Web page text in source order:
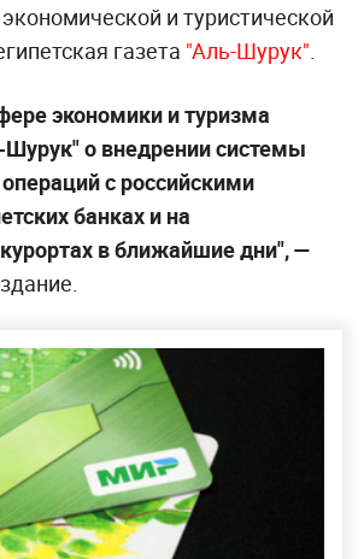
и туристической
газета "Аль-Шурук"
экономики и туризма
о внедрении системы
с российскими
банках и на
в ближайшие дни",—